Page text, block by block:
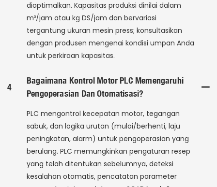
dioptimalkan. Kapasitas produksi dinilai dalam
m³/jam atau kg DS/jam dan bervariasi
tergantung ukuran mesin press; konsultasikan
dengan produsen mengenai kondisi umpan Anda
untuk perkiraan kapasitas.
4
Bagaimana Kontrol Motor PLC Memengaruhi
Pengoperasian Dan Otomatisasi?
PLC mengontrol kecepatan motor, tegangan
sabuk, dan logika urutan (mulai/berhenti, laju
peningkatan, alarm) untuk pengoperasian yang
berulang. PLC memungkinkan pengaturan resep
yang telah ditentukan sebelumnya, deteksi
kesalahan otomatis, pencatatan parameter